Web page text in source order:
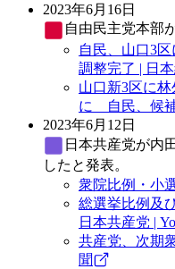
2023年6月16日
自由民主党本部
自民、山口3
調整完了 | 日
山口新3区に
に 自民、候
2023年6月12日
日本共産党が内
したと発表。
衆院比例・小
総選挙比例及
日本共産党 |
共産党、次期
聞